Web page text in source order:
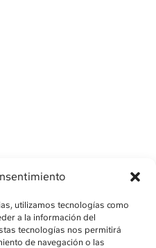
utilizamos tecnologías como
a la información del
tecnologías nos permitirá
de navegación o las